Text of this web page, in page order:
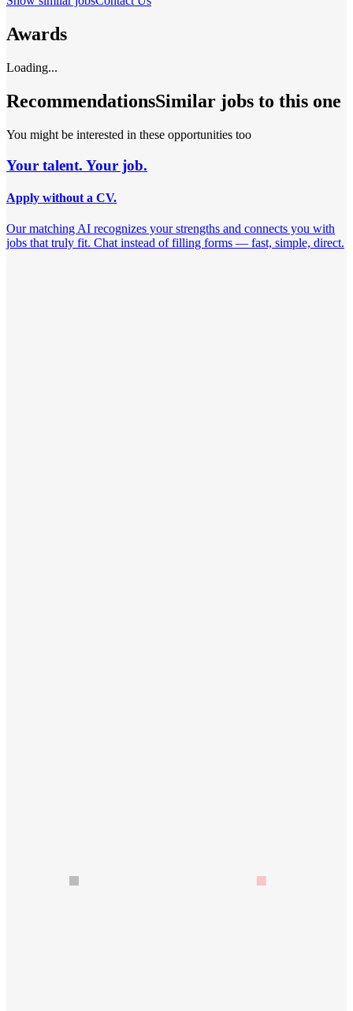
Awards
Loading...
RecommendationsSimilar jobs to this one
You might be interested in these opportunities too
Your talent. Your job.
Apply without a CV.
Our matching AI recognizes your strengths and connects you with
jobs that truly fit. Chat instead of filling forms — fast, simple, direct.